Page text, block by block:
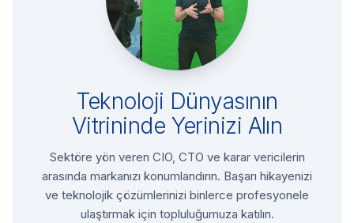
Teknoloji Dünyasının
Vitrininde Yerinizi Alın
Sektöre yön veren CIO, CTO ve karar vericilerin
arasında markanızı konumlandırın. Başarı hikayenizi
ve teknolojik çözümlerinizi binlerce profesyonele
ulaştırmak için topluluğumuza katılın.